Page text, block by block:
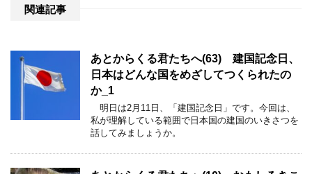
関連記事
あとからくる君たちへ(63) 建国記念日、
日本はどんな国をめざしてつくられたの
か_1
明日は2月11日、「建国記念日」です。今回は、
私が理解している範囲で日本国の建国のいきさつを
話してみましょうか。